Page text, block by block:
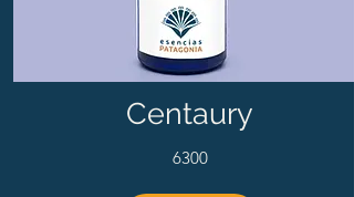
Centaury
6300